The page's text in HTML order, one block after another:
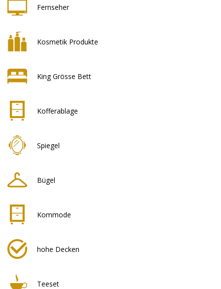
Fernseher
Kosmetik Produkte
King Grösse Bett
Kofferablage
Spiegel
Bügel
Kommode
hohe Decken
Teeset